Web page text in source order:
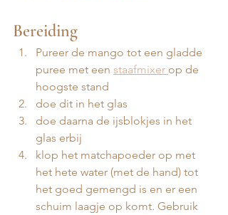
Bereiding
Pureer de mango tot een gladde
puree met een staafmixer op de
hoogste stand
doe dit in het glas
⁠doe daarna de ijsblokjes in het
glas erbij
klop het matchapoeder op met
het hete water (met de hand) tot
het goed gemengd is en er een
schuim laagje op komt. Gebruik